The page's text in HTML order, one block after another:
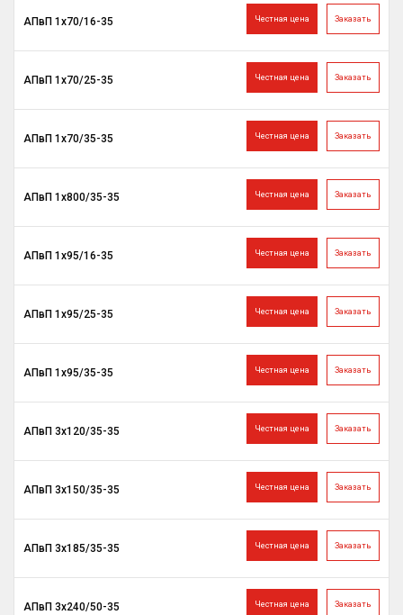
Заказать
Честная цена
АПвП 1х70/16-35
Заказать
Честная цена
АПвП 1х70/25-35
Заказать
Честная цена
АПвП 1х70/35-35
Заказать
Честная цена
АПвП 1х800/35-35
Заказать
Честная цена
АПвП 1х95/16-35
Заказать
Честная цена
АПвП 1х95/25-35
Заказать
Честная цена
АПвП 1х95/35-35
Заказать
Честная цена
АПвП 3х120/35-35
Заказать
Честная цена
АПвП 3х150/35-35
Заказать
Честная цена
АПвП 3х185/35-35
Заказать
Честная цена
АПвП 3х240/50-35